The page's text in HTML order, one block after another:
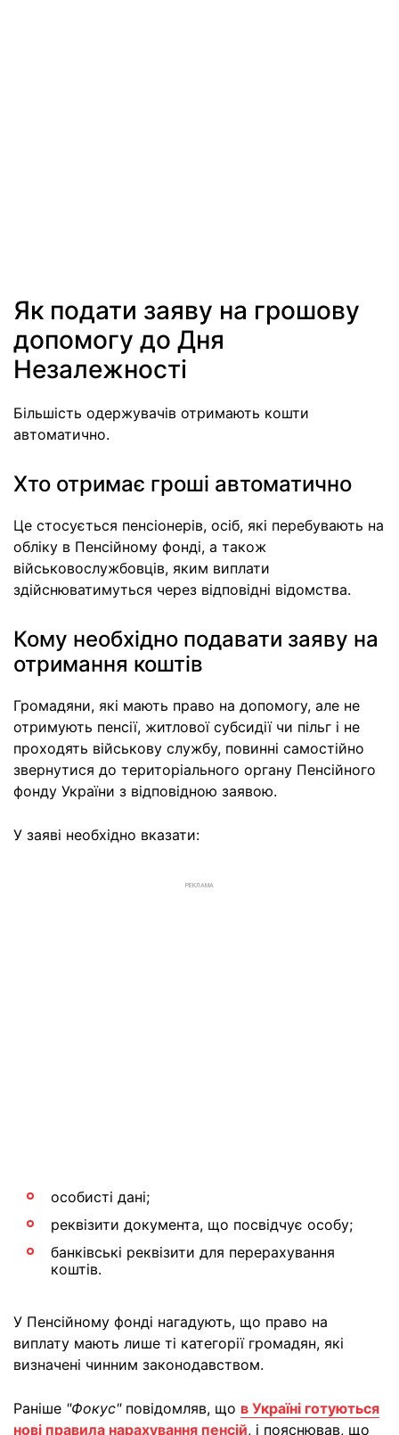
Як подати заяву на грошову
допомогу до Дня
Незалежності
Більшість одержувачів отримають кошти
автоматично.
Хто отримає гроші автоматично
Це стосується пенсіонерів, осіб, які перебувають на
обліку в Пенсійному фонді, а також
військовослужбовців, яким виплати
здійснюватимуться через відповідні відомства.
Кому необхідно подавати заяву на
отримання коштів
Громадяни, які мають право на допомогу, але не
отримують пенсії, житлової субсидії чи пільг і не
проходять військову службу, повинні самостійно
звернутися до територіального органу Пенсійного
фонду України з відповідною заявою.
У заяві необхідно вказати:
РЕКЛАМА
особисті дані;
реквізити документа, що посвідчує особу;
банківські реквізити для перерахування
коштів.
У Пенсійному фонді нагадують, що право на
виплату мають лише ті категорії громадян, які
визначені чинним законодавством.
Раніше "Фокус"повідомляв, що в Україні готуються
нові правила нарахування пенсій, і пояснював, що